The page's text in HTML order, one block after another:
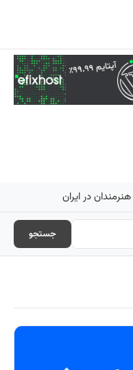
در ایران
جستجو